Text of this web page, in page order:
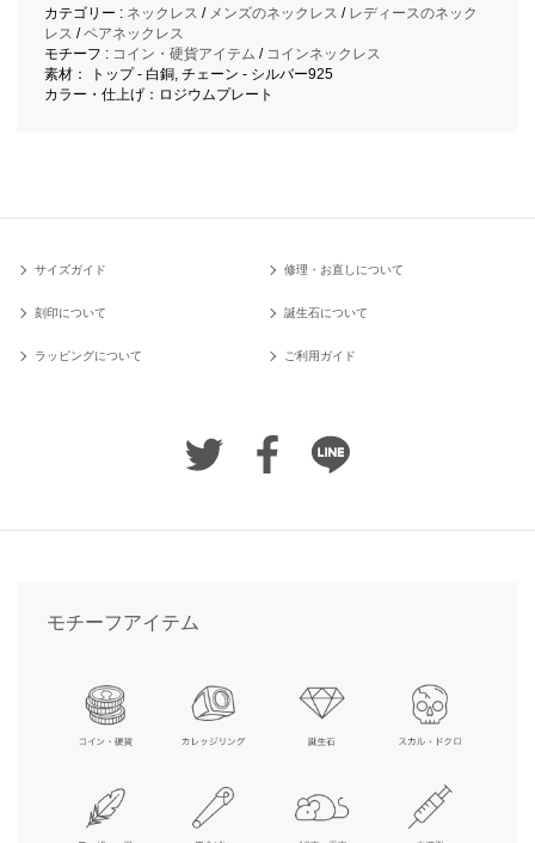
カテゴリー : ネックレス / メンズのネックレス / レディースのネック
レス /ペアネックレス
モチーフ : コイン・硬貨アイテム / コインネックレス
素材： トップ - 白銅, チェーン - シルバー925
カラー・仕上げ：ロジウムプレート
サイズガイド 修理・お直しについて
刻印について 誕生石について
ラッピングについて ご利用ガイド
モチーフアイテム